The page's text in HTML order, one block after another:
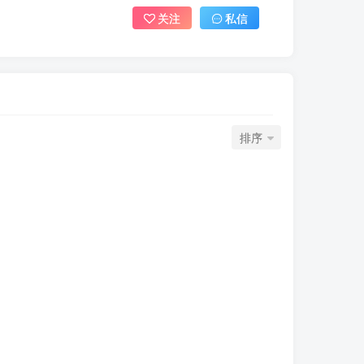
关注 私信
排序